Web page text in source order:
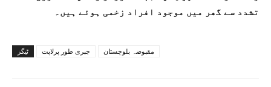
تشدد سے گھر میں موجود افراد زخمی ہوئے ہیں۔
ٹیگز جبری طور پرلاپت مقبوضہ بلوچستان